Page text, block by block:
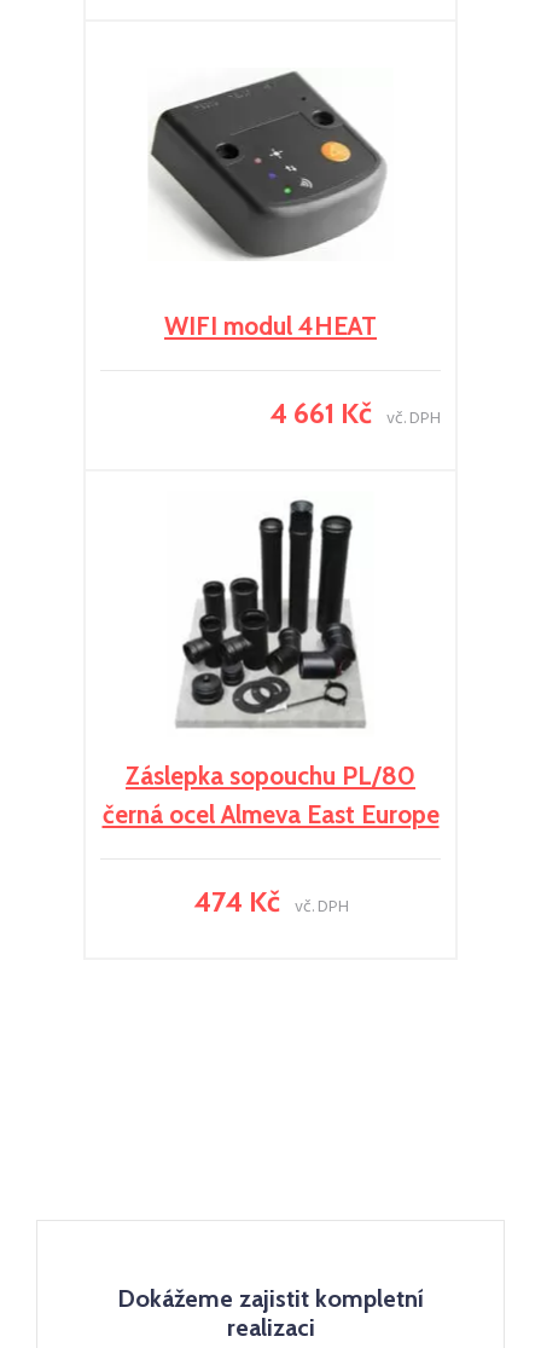
WIFI modul 4HEAT
4 661 Kč vč. DPH
Záslepka sopouchu PL/80
černá ocel Almeva East Europe
474 Kč vč. DPH
Dokážeme zajistit kompletní
realizaci